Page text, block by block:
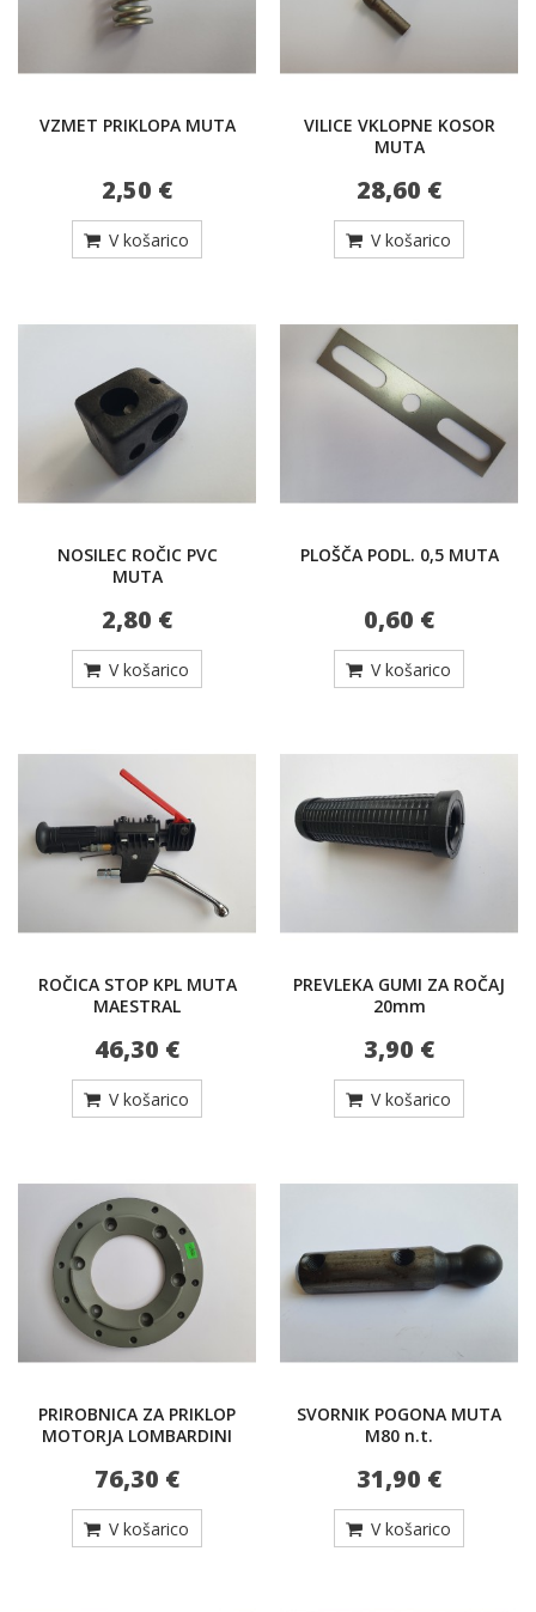
VZMET PRIKLOPA MUTA
2,50 €
V košarico
VILICE VKLOPNE KOSOR
MUTA
28,60 €
V košarico
NOSILEC ROČIC PVC
MUTA
2,80 €
V košarico
PLOŠČA PODL. 0,5 MUTA
0,60 €
V košarico
ROČICA STOP KPL MUTA
MAESTRAL
46,30 €
V košarico
PREVLEKA GUMI ZA ROČAJ
20mm
3,90 €
V košarico
PRIROBNICA ZA PRIKLOP
MOTORJA LOMBARDINI
76,30 €
V košarico
SVORNIK POGONA MUTA
M80 n.t.
31,90 €
V košarico